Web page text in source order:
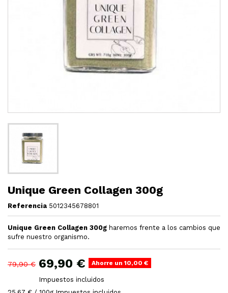
Unique Green Collagen 300g
Referencia 5012345678801
Unique Green Collagen 300g haremos frente a los cambios que
sufre nuestro organismo.
79,90 € 69,90 € Ahorre un 10,00 €
Impuestos incluidos